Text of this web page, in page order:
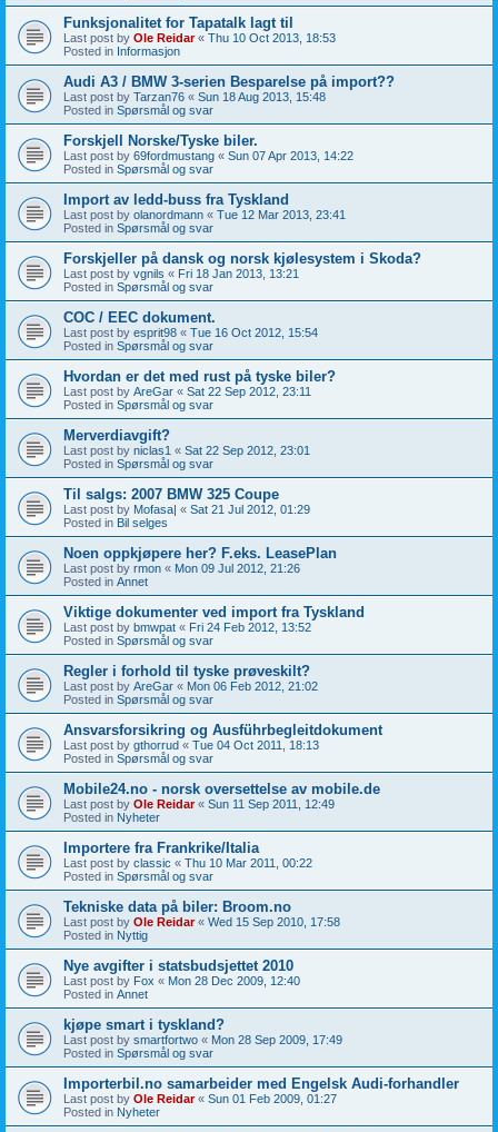
Funksjonalitet for Tapatalk lagt til
Last post by Ole Reidar« Thu 10 Oct 2013, 18:53
Posted in Informasjon
Audi A3 / BMW 3-serien Besparelse på import??
Last post by Tarzan76 « Sun 18 Aug 2013, 15:48
Posted in Spørsmål og svar
Forskjell Norske/Tyske biler.
Last post by 69fordmustang « Sun 07 Apr 2013, 14:22
Posted in Spørsmål og svar
Import av ledd-buss fra Tyskland
Last post by olanordmann « Tue 12 Mar 2013, 23:41
Posted in Spørsmål og svar
Forskjeller på dansk og norsk kjølesystem i Skoda?
Last post by vgnils « Fri 18 Jan 2013, 13:21
Posted in Spørsmål og svar
COC / EEC dokument.
Last post by esprit98 « Tue 16 Oct 2012, 15:54
Posted in Spørsmål og svar
Hvordan er det med rust på tyske biler?
Last post by AreGar « Sat 22 Sep 2012, 23:11
Posted in Spørsmål og svar
Merverdiavgift?
Last post by niclas1 « Sat 22 Sep 2012, 23:01
Posted in Spørsmål og svar
Til salgs: 2007 BMW 325 Coupe
Last post by Mofasa| « Sat 21 Jul 2012, 01:29
Posted in Bil selges
Noen oppkjøpere her? F.eks. LeasePlan
Last post by rmon « Mon 09 Jul 2012, 21:26
Posted in Annet
Viktige dokumenter ved import fra Tyskland
Last post by bmwpat « Fri 24 Feb 2012, 13:52
Posted in Spørsmål og svar
Regler i forhold til tyske prøveskilt?
Last post by AreGar « Mon 06 Feb 2012, 21:02
Posted in Spørsmål og svar
Ansvarsforsikring og Ausführbegleitdokument
Last post by gthorrud « Tue 04 Oct 2011, 18:13
Posted in Spørsmål og svar
Mobile24.no - norsk oversettelse av mobile.de
Last post by Ole Reidar« Sun 11 Sep 2011, 12:49
Posted in Nyheter
Importere fra Frankrike/Italia
Last post by classic « Thu 10 Mar 2011, 00:22
Posted in Spørsmål og svar
Tekniske data på biler: Broom.no
Last post by Ole Reidar« Wed 15 Sep 2010, 17:58
Posted in Nyttig
Nye avgifter i statsbudsjettet 2010
Last post by Fox « Mon 28 Dec 2009, 12:40
Posted in Annet
kjøpe smart i tyskland?
Last post by smartfortwo « Mon 28 Sep 2009, 17:49
Posted in Spørsmål og svar
Importerbil.no samarbeider med Engelsk Audi-forhandler
Last post by Ole Reidar« Sun 01 Feb 2009, 01:27
Posted in Nyheter